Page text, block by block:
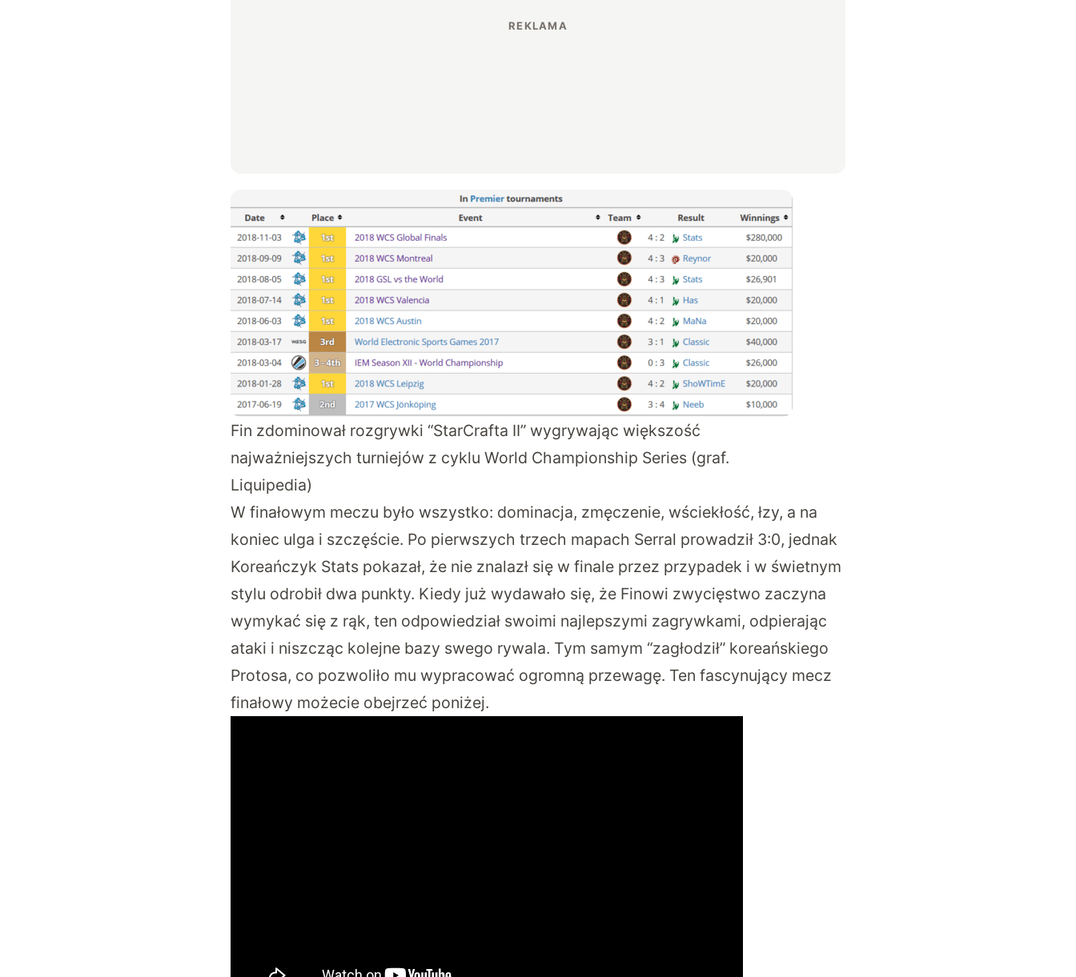
Fin zdominował rozgrywki “StarCrafta II” wygrywając większość
najważniejszych turniejów z cyklu World Championship Series (graf.
Liquipedia)
W finałowym meczu było wszystko: dominacja, zmęczenie, wściekłość, łzy, a na
koniec ulga i szczęście. Po pierwszych trzech mapach Serral prowadził 3:0, jednak
Koreańczyk Stats pokazał, że nie znalazł się w finale przez przypadek i w świetnym
stylu odrobił dwa punkty. Kiedy już wydawało się, że Finowi zwycięstwo zaczyna
wymykać się z rąk, ten odpowiedział swoimi najlepszymi zagrywkami, odpierając
ataki i niszcząc kolejne bazy swego rywala. Tym samym “zagłodził” koreańskiego
Protosa, co pozwoliło mu wypracować ogromną przewagę. Ten fascynujący mecz
finałowy możecie obejrzeć poniżej.